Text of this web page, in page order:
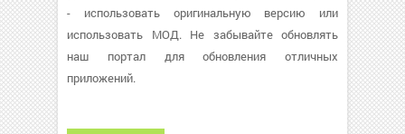
- использовать оригинальную версию или
использовать МОД. Не забывайте обновлять
наш портал для обновления отличных
приложений.